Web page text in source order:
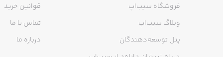
trademarks in the US and
by EmojiOne: http://emojione.com.
فروشگاه سیب‌اپ
وبلاگ سیب‌اپ
پنل توسعه‌دهندگان
دریافت نشان دانلود از سیب‌اپ
قوانین خرید
تماس با ما
درباره ما